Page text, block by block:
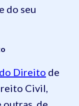
do seu
Direito de
Civil,